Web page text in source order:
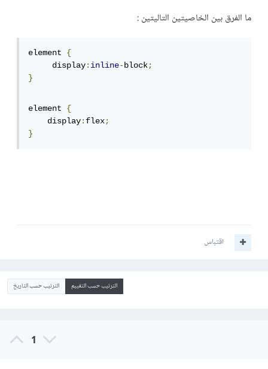
ما الفرق بين الخاصيتين التاليتين :
element {
     display
:inline-block;
}
element {
    display
:flex;
}
اقتباس
الترتيب حسب التقييم الترتيب حسب التاريخ
1